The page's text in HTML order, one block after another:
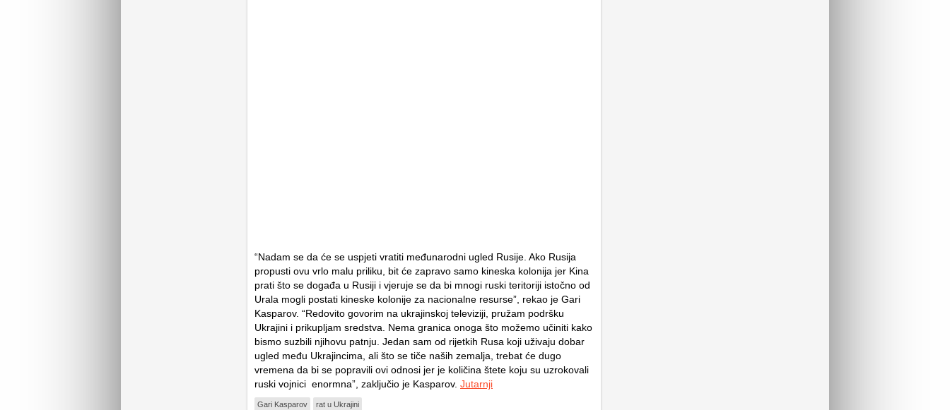
“Nadam se da će se uspjeti vratiti međunarodni ugled Rusije. Ako Rusija
propusti ovu vrlo malu priliku, bit će zapravo samo kineska kolonija jer Kina
prati što se događa u Rusiji i vjeruje se da bi mnogi ruski teritoriji istočno od
Urala mogli postati kineske kolonije za nacionalne resurse”, rekao je Gari
Kasparov. “Redovito govorim na ukrajinskoj televiziji, pružam podršku
Ukrajini i prikupljam sredstva. Nema granica onoga što možemo učiniti kako
bismo suzbili njihovu patnju. Jedan sam od rijetkih Rusa koji uživaju dobar
ugled među Ukrajincima, ali što se tiče naših zemalja, trebat će dugo
vremena da bi se popravili ovi odnosi jer je količina štete koju su uzrokovali
ruski vojnici enormna”, zaključio je Kasparov. Jutarnji
Gari Kasparov rat u Ukrajini